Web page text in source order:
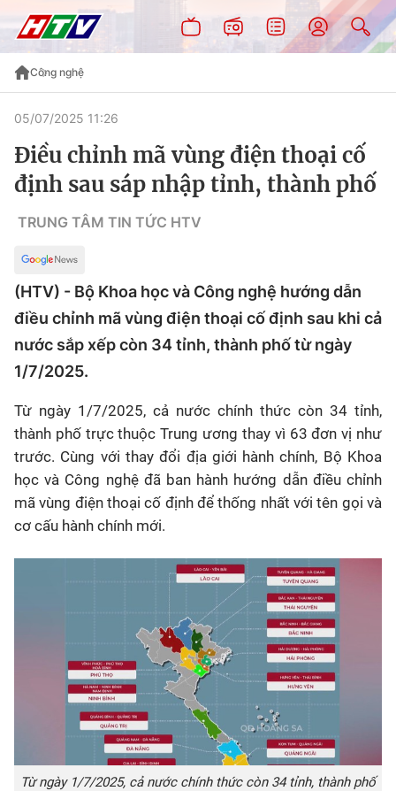
Công nghệ
05/07/2025 11:26
Điều chỉnh mã vùng điện thoại cố
định sau sáp nhập tỉnh, thành phố
TRUNG TÂM TIN TỨC HTV
(HTV) - Bộ Khoa học và Công nghệ hướng dẫn
điều chỉnh mã vùng điện thoại cố định sau khi cả
nước sắp xếp còn 34 tỉnh, thành phố từ ngày
1/7/2025.
Từ ngày 1/7/2025, cả nước chính thức còn 34 tỉnh,
thành phố trực thuộc Trung ương thay vì 63 đơn vị như
trước. Cùng với thay đổi địa giới hành chính, Bộ Khoa
học và Công nghệ đã ban hành hướng dẫn điều chỉnh
mã vùng điện thoại cố định để thống nhất với tên gọi và
cơ cấu hành chính mới.
Từ ngày 1/7/2025, cả nước chính thức còn 34 tỉnh, thành phố